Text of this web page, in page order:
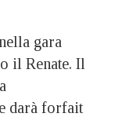
gara
il Renate. Il
darà forfait